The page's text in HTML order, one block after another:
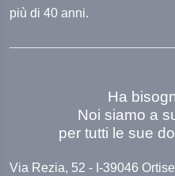
più di 40 anni.
Ha
Noi siamo a
per tutti le sue
Via Rezia, 52 - I-39046